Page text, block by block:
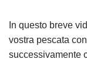
In questo breve
vostra pescata
successivamente